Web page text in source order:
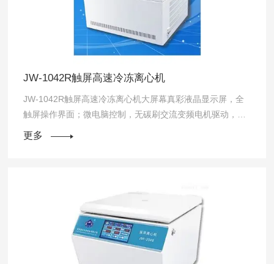
JW-1042R触屏高速冷冻离心机
JW-1042R触屏高速冷冻离心机大屏幕真彩液晶显示屏，全
触屏操作界面；微电脑控制，无碳刷交流变频电机驱动，转
速精度高，噪音低；可编程操作，多种升降速选择；可独立
更多